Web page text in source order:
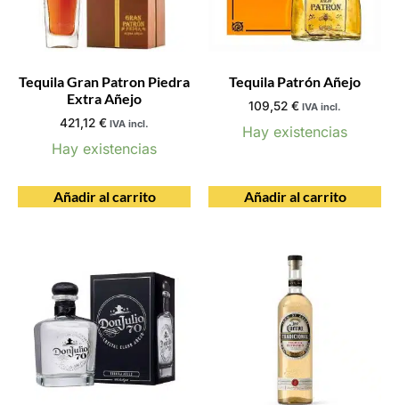
Tequila Gran Patron Piedra
Extra Añejo
421,12 € IVA incl.
Hay existencias
Añadir al carrito
Tequila Patrón Añejo
109,52 € IVA incl.
Hay existencias
Añadir al carrito